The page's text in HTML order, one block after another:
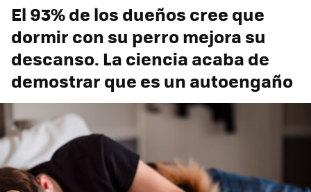
El 93% de los dueños cree que
dormir con su perro mejora su
descanso. La ciencia acaba de
demostrar que es un autoengaño